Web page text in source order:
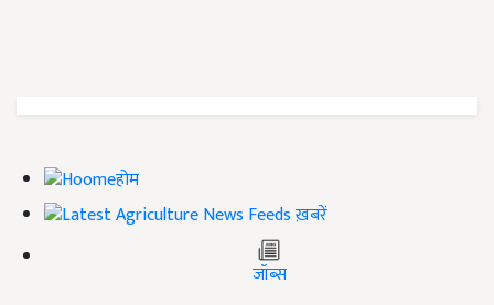
होम
ख़बरें
जॉब्स